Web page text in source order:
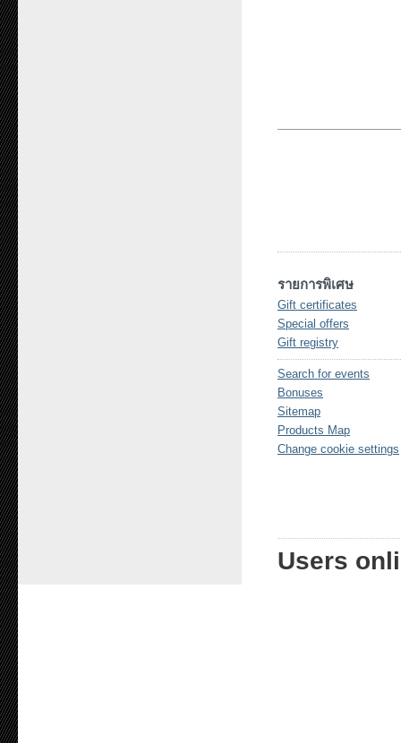
รายการพิเศษ
Gift certificates
Special offers
Gift registry
Search for events
Bonuses
Sitemap
Products Map
Change cookie settings
Users